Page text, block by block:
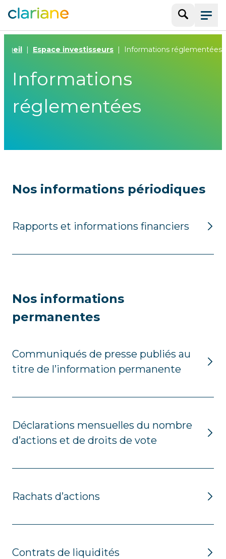
Menu
Espace investisseurs Informations réglementées
Informations
réglementées
Nos informations périodiques
Rapports et informations financiers
Nos informations
permanentes
Communiqués de presse publiés au
titre de l’information permanente
Déclarations mensuelles du nombre
d’actions et de droits de vote
Rachats d’actions
Contrats de liquidités